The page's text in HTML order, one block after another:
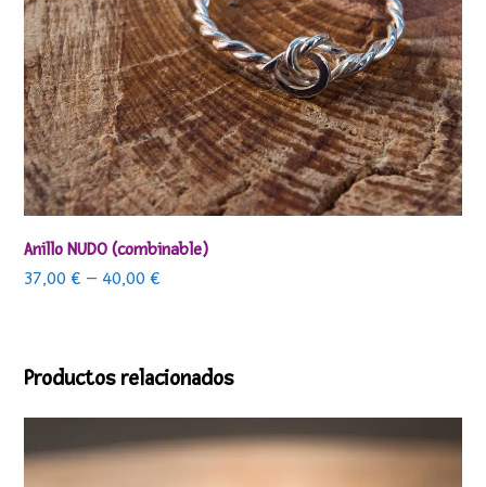
Anillo NUDO (combinable)
37,00€ –40,00€
Productos relacionados